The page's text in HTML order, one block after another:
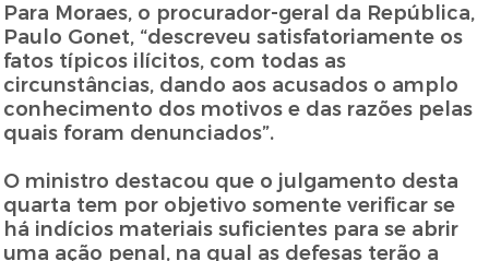
Para Moraes, o procurador-geral da República,
Paulo Gonet, “descreveu satisfatoriamente os
fatos típicos ilícitos, com todas as
circunstâncias, dando aos acusados o amplo
conhecimento dos motivos e das razões pelas
quais foram denunciados”.
O ministro destacou que o julgamento desta
quarta tem por objetivo somente verificar se
há indícios materiais suficientes para se abrir
uma ação penal, na qual as defesas terão a